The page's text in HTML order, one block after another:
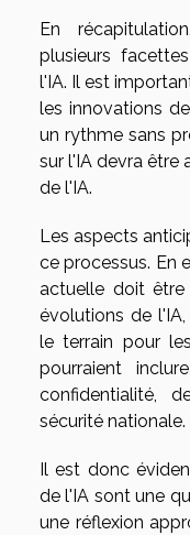
En
plusieurs
l'IA. Il est
les innovations
un rythme sans
sur l'IA devra être
de l'IA.
Les aspects
ce processus. En
actuelle doit
évolutions de
le terrain pour
pourraient
confidentialité,
sécurité nationale.
Il est donc
de l'IA sont une
une réflexion